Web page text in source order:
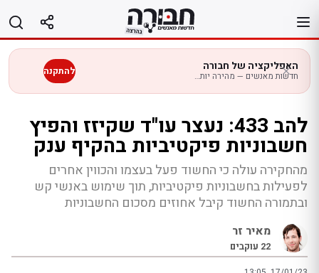
לתוכן
האפליקציה של חבורה
חדשות מאנשים — מהירה יותר בנייד להתקנה
להב 433: נעצר עו"ד שקיזז והפיץ
חשבוניות פיקטיביות בהקיף ענק
מהחקירה עולה כי החשוד פעל בעצמו והכווין אחרים
לפעילות בחשבוניות פיקטיביות, תוך שימוש באנשי קש
ובתמורה החשוד קיבל אחוזים מסכום החשבוניות
מאיר זר
22 עוקבים